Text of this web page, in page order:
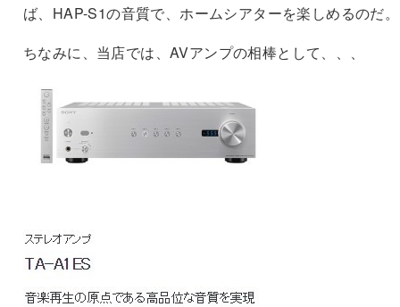
ば、HAP-S1の音質で、ホームシアターを楽しめるのだ。
ちなみに、当店では、AVアンプの相棒として、、、